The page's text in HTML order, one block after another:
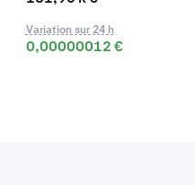
Variation sur 24 h
0,00000012 €